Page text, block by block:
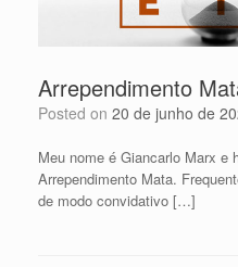
Arrependimento
Posted on 20 de junho de
Meu nome é Giancarlo Marx e
Arrependimento Mata.
de modo convidativo […]